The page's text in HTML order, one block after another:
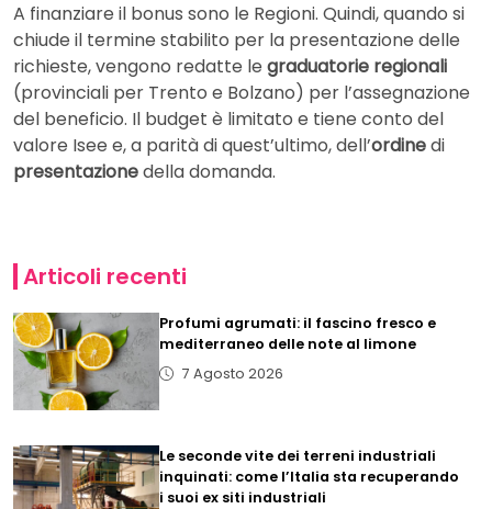
A finanziare il bonus sono le Regioni. Quindi, quando si
chiude il termine stabilito per la presentazione delle
richieste, vengono redatte le graduatorie regionali
(provinciali per Trento e Bolzano) per l’assegnazione
del beneficio. Il budget è limitato e tiene conto del
valore Isee e, a parità di quest’ultimo, dell’ordinedi
presentazionedella domanda.
Articoli recenti
Profumi agrumati: il fascino fresco e
mediterraneo delle note al limone
7 Agosto 2026
Le seconde vite dei terreni industriali
inquinati: come l’Italia sta recuperando
i suoi ex siti industriali